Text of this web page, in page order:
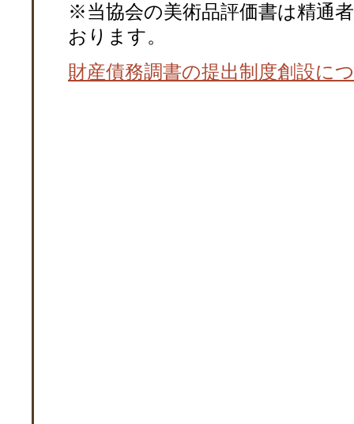
※当協会の美術品評価書は精通
おります。
財産債務調書の提出制度創設に